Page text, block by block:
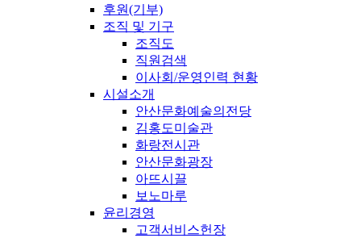
후원(기부)
조직 및 기구
조직도
직원검색
이사회/운영인력 현황
시설소개
안산문화예술의전당
김홍도미술관
화랑전시관
안산문화광장
아뜨시끌
보노마루
윤리경영
고객서비스헌장